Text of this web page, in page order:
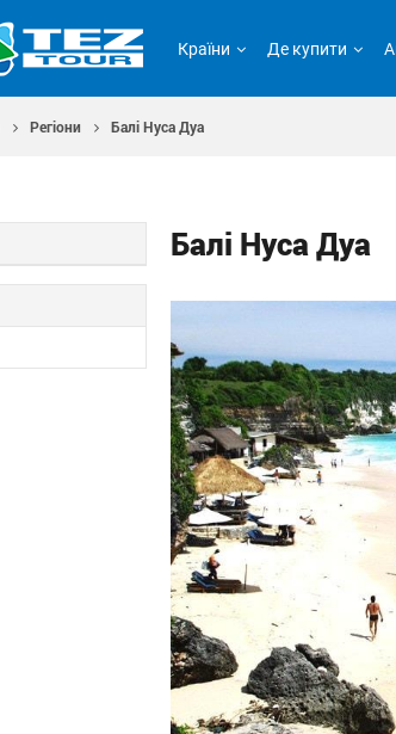
Країни Де купити
Регіони Балі Нуса Дуа
Балі Нуса Дуа